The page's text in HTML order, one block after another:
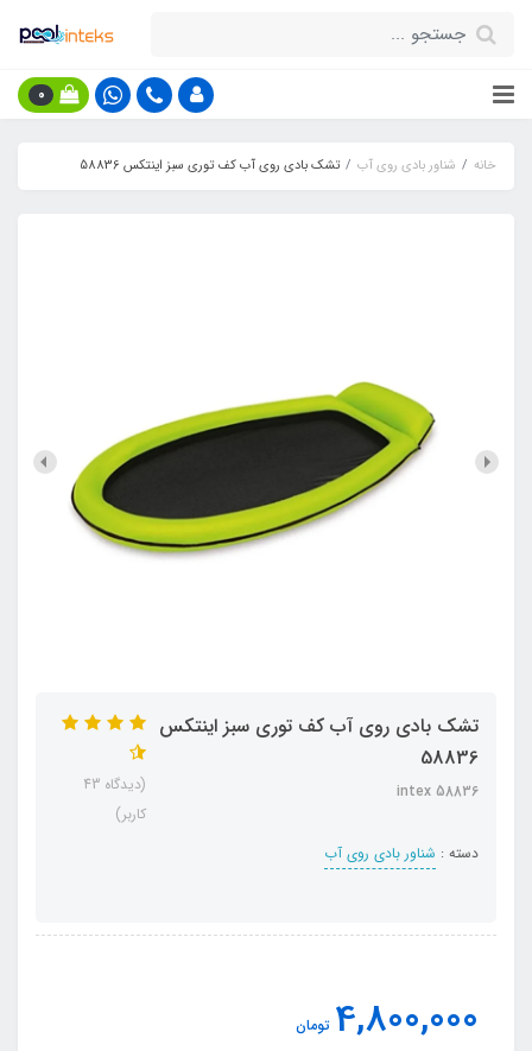
0
خانه شناور بادی روی آب تشک بادی روی آب کف توری سبز اینتکس 58836
تشک بادی روی آب کف توری سبز اینتکس
58836
intex 58836
دسته : شناور بادی روی آب
(دیدگاه 43
کاربر)
4,800,000 تومان